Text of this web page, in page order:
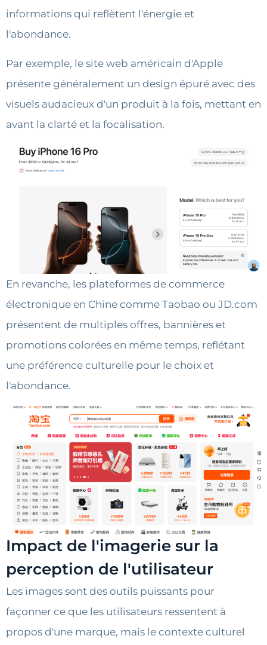
informations qui reflètent l'énergie et
l'abondance.
Par exemple, le site web américain d'Apple
présente généralement un design épuré avec des
visuels audacieux d'un produit à la fois, mettant en
avant la clarté et la focalisation.
En revanche, les plateformes de commerce
électronique en Chine comme Taobao ou JD.com
présentent de multiples offres, bannières et
promotions colorées en même temps, reflétant
une préférence culturelle pour le choix et
l'abondance.
Impact de l'imagerie sur la
perception de l'utilisateur
Les images sont des outils puissants pour
façonner ce que les utilisateurs ressentent à
propos d'une marque, mais le contexte culturel